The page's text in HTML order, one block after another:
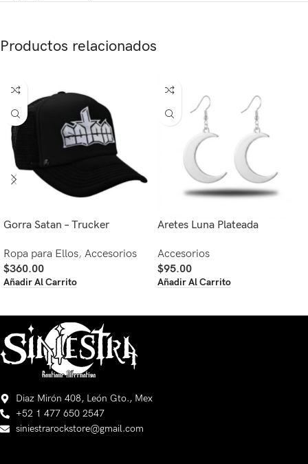
Productos relacionados
Gorra Satan – Trucker
Ropa para Ellos, Accesorios
$360.00
Añadir Al Carrito
Aretes Luna Plateada
Accesorios
$95.00
Añadir Al Carrito
Diaz Mirón 408, León Gto., Mex
+52 1 477 650 2547
siniestrarockstore@gmail.com